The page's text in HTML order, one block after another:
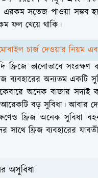
এরকম সতেজ পাওয়া সম্ভব
ফল খেয়ে থাকি।
চার্জ দেওয়ার নিয়ম
ভালোভাবে
ব্যবহারের অন্যতম একটি
অনেক বাজার সদাই
আরেকটি বড় সুবিধা। আবার
ফ্রিজ অনেক সুবিধা
সাথে ফ্রিজ ব্যবহারের
অসুবিধা